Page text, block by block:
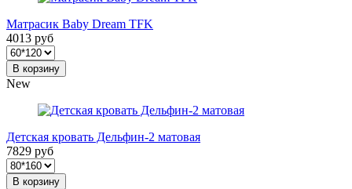
Матрасик Baby Dream TFK
4013 руб
В корзину
New
Детская кровать Дельфин-2 матовая
7829 руб
В корзину